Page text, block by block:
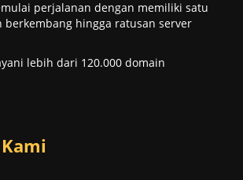
perjalanan dengan memiliki satu
berkembang hingga ratusan server
lebih dari 120.000 domain